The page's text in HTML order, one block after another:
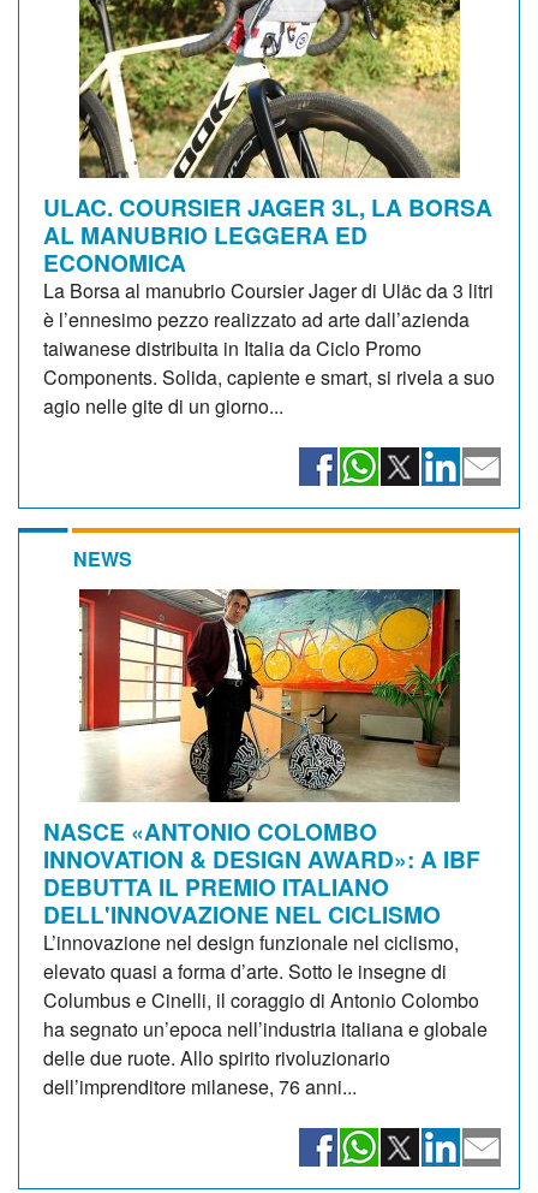
ULAC. COURSIER JAGER 3L, LA BORSA
AL MANUBRIO LEGGERA ED
ECONOMICA
La Borsa al manubrio Coursier Jager di Uläc da 3 litri
è l’ennesimo pezzo realizzato ad arte dall’azienda
taiwanese distribuita in Italia da Ciclo Promo
Components. Solida, capiente e smart, si rivela a suo
agio nelle gite di un giorno...
NEWS
NASCE «ANTONIO COLOMBO
INNOVATION & DESIGN AWARD»: A IBF
DEBUTTA IL PREMIO ITALIANO
DELL'INNOVAZIONE NEL CICLISMO
L’innovazione nel design funzionale nel ciclismo,
elevato quasi a forma d’arte. Sotto le insegne di
Columbus e Cinelli, il coraggio di Antonio Colombo
ha segnato un’epoca nell’industria italiana e globale
delle due ruote. Allo spirito rivoluzionario
dell’imprenditore milanese, 76 anni...